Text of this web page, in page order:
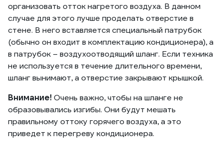
организовать отток нагретого воздуха. В данном
случае для этого лучше проделать отверстие в
стене. В него вставляется специальный патрубок
(обычно он входит в комплектацию кондиционера), а
в патрубок – воздухоотводящий шланг. Если техника
не используется в течение длительного времени,
шланг вынимают, а отверстие закрывают крышкой.
Внимание!Очень важно, чтобы на шланге не
образовывались изгибы. Они будут мешать
правильному оттоку горячего воздуха, а это
приведет к перегреву кондиционера.